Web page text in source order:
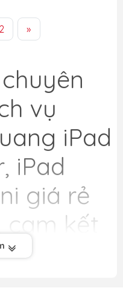
2 »
chuyên
vụ
iPad
iPad
giá rẻ
cam kết